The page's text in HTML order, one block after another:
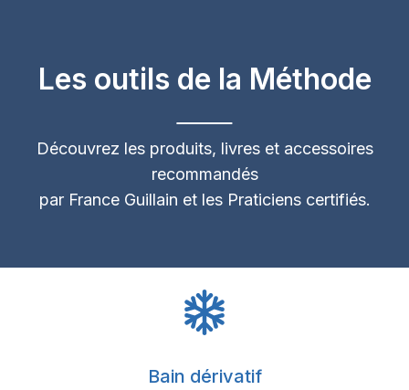
Les outils de la Méthode
Découvrez les produits, livres et accessoires
recommandés
par France Guillain et les Praticiens certifiés.
Bain dérivatif